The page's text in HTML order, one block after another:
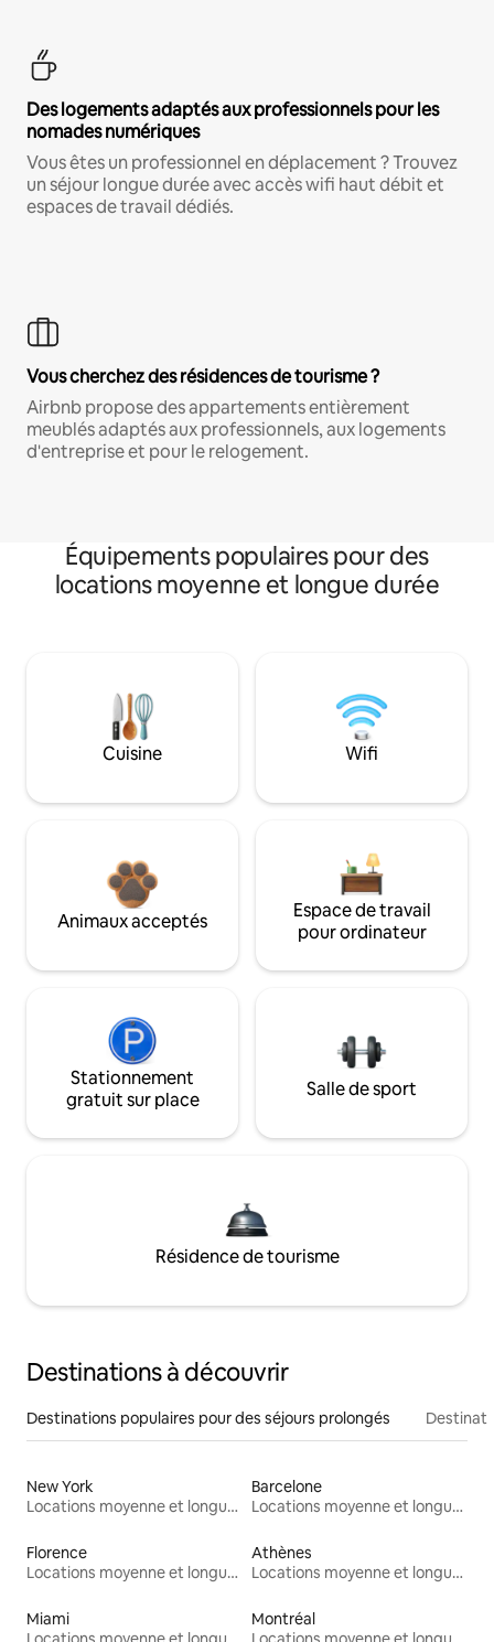
Des logements adaptés aux professionnels pour les
nomades numériques
Vous êtes un professionnel en déplacement ? Trouvez
un séjour longue durée avec accès wifi haut débit et
espaces de travail dédiés.
Vous cherchez des résidences de tourisme ?
Airbnb propose des appartements entièrement
meublés adaptés aux professionnels, aux logements
d'entreprise et pour le relogement.
Équipements populaires pour des
locations moyenne et longue durée
Cuisine Wifi
Animaux acceptés
Espace de travail
pour ordinateur
Stationnement
gratuit sur place
Salle de sport
Résidence de tourisme
Destinations à découvrir
Destinations populaires pour des séjours prolongés
New York
Locations moyenne et longue durée
Barcelone
Locations moyenne et longue durée
Florence
Locations moyenne et longue durée
Athènes
Locations moyenne et longue durée
Miami
Montréal